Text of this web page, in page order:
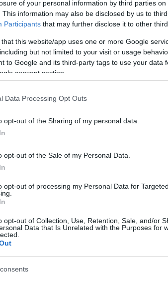
of your personal information by third parties on
This information may also be disclosed by us to
Participants that may further disclose it to other
that this website/app uses one or more Google
but not limited to your visit or usage
to Google and its third-party tags to use your data
consent section.
Data Processing Opt Outs
opt-out of the Sharing of my personal data.
opt-out of the Sale of my Personal Data.
opt-out of processing my Personal Data for Targeted
opt-out of Collection, Use, Retention, Sale, and/or
Data that Is Unrelated with the Purposes for
5.0
5.0, l’agricoltura italiana si trova a un
opportunità di investimento. Questo
Made in Italy, si propone di
primario. Le aziende agricole,
ora chiamate a cogliere il potenziale di
per investimenti significativi e mirati.